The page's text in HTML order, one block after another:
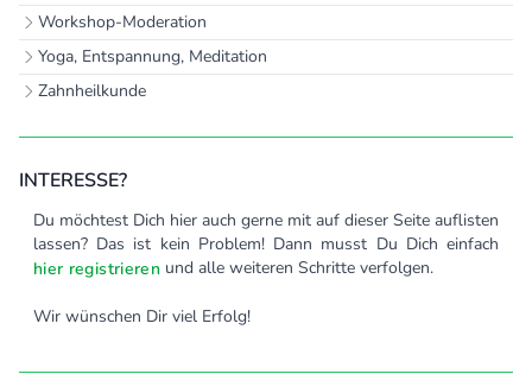
Workshop-Moderation
Yoga, Entspannung, Meditation
Zahnheilkunde
INTERESSE?
Du möchtest Dich hier auch gerne mit auf dieser Seite auflisten
lassen? Das ist kein Problem! Dann musst Du Dich einfach
hier registrierenund alle weiteren Schritte verfolgen.
Wir wünschen Dir viel Erfolg!